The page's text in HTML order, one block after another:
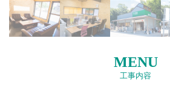
MENU
工事内容